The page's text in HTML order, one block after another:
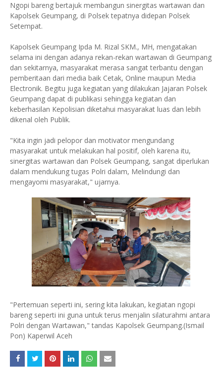
Ngopi bareng bertajuk membangun sinergitas wartawan dan
Kapolsek Geumpang, di Polsek tepatnya didepan Polsek
Setempat.
Kapolsek Geumpang Ipda M. Rizal SKM., MH, mengatakan
selama ini dengan adanya rekan-rekan wartawan di Geumpang
dan sekitarnya, masyarakat merasa sangat terbantu dengan
pemberitaan dari media baik Cetak, Online maupun Media
Electronik. Begitu juga kegiatan yang dilakukan Jajaran Polsek
Geumpang dapat di publikasi sehingga kegiatan dan
keberhasilan Kepolisian diketahui masyarakat luas dan lebih
dikenal oleh Publik.
"Kita ingin jadi pelopor dan motivator mengundang
masyarakat untuk melakukan hal positif, oleh karena itu,
sinergitas wartawan dan Polsek Geumpang, sangat diperlukan
dalam mendukung tugas Polri dalam, Melindungi dan
mengayomi masyarakat," ujarnya.
"Pertemuan seperti ini, sering kita lakukan, kegiatan ngopi
bareng seperti ini guna untuk terus menjalin silaturahmi antara
Polri dengan Wartawan," tandas Kapolsek Geumpang.(Ismail
Pon) Kaperwil Aceh